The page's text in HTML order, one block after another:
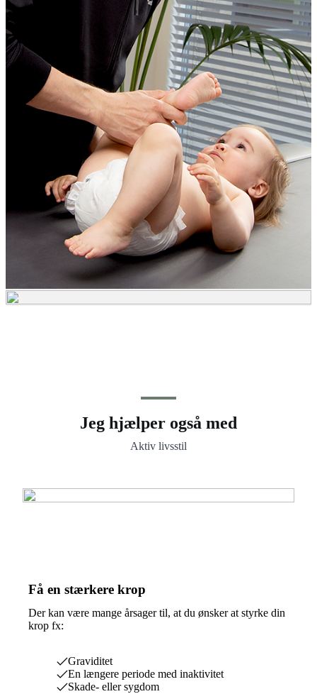
Jeg hjælper også med
Aktiv livsstil
Få en stærkere krop
Der kan være mange årsager til, at du ønsker at styrke din
krop fx:
Graviditet
En længere periode med inaktivitet
Skade- eller sygdom